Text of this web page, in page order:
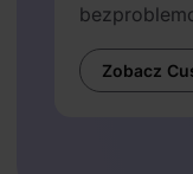
Zobacz